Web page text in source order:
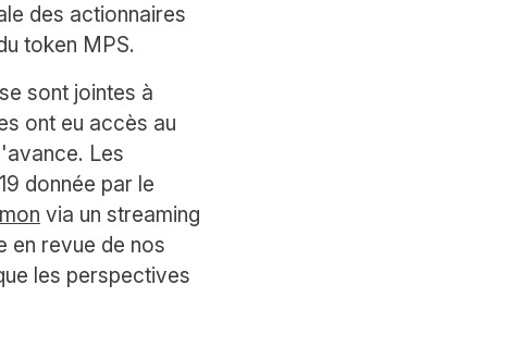
des actionnaires
token MPS.
se sont jointes à
ont eu accès au
Les
donnée par le
via un streaming
en revue de nos
les perspectives